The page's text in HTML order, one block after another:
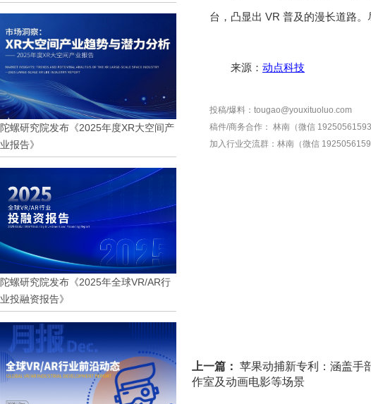
陀螺研究院发布《2025年度XR大空间产
业报告》
陀螺研究院发布《2025年全球VR/AR行
业投融资报告》
台，凸显出 VR 普及的漫长道路
来源： 动点科技
投稿/爆料：tougao@youxituoluo.com
稿件/商务合作： 林南（微信 19250561593
加入行业交流群： 林南（微信
上一篇： 苹果动捕新专利：涵盖手
作室及动画电影等场景